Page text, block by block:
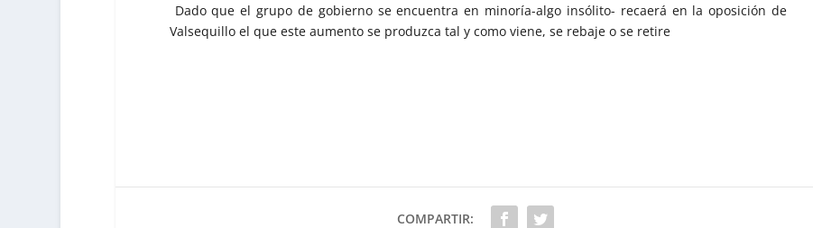
Dado que el grupo de gobierno se encuentra en minoría-algo insólito- recaerá en la oposición de
Valsequillo el que este aumento se produzca tal y como viene, se rebaje o se retire
COMPARTIR: